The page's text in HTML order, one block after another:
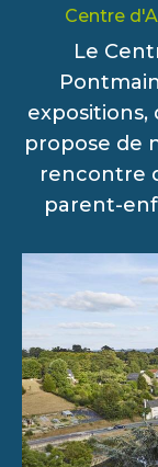
Centre
Le
expositions,
propose de
rencontre
parent-